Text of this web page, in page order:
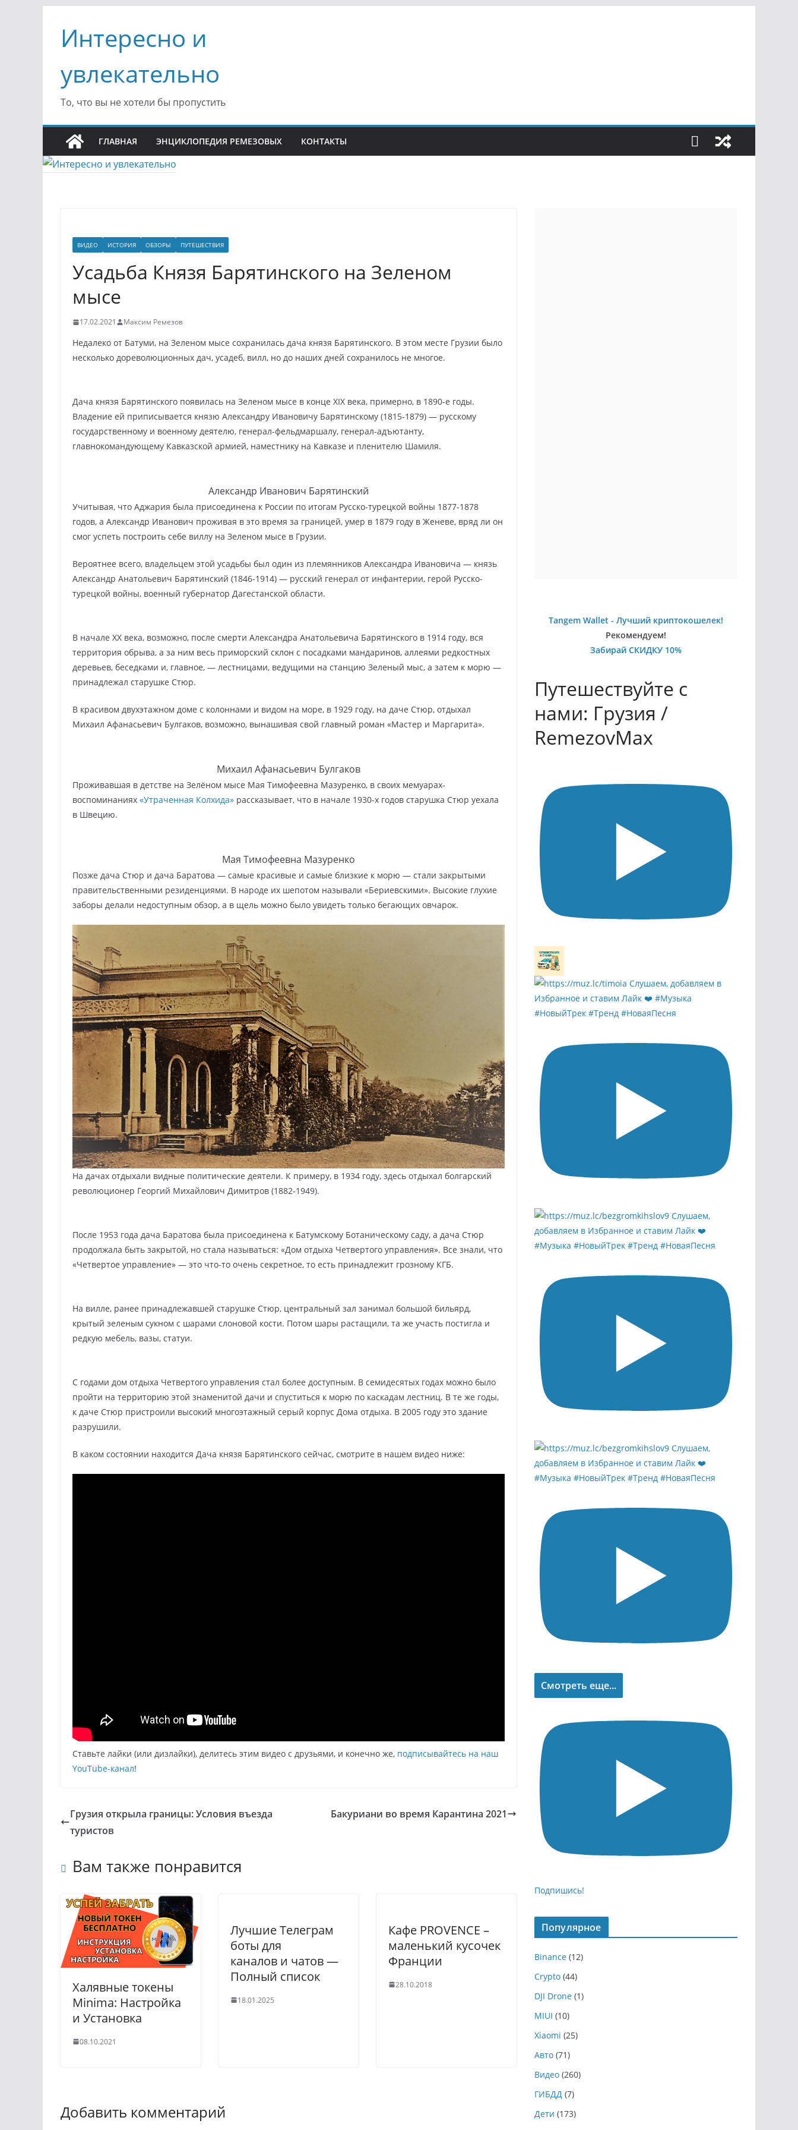
содержимому
Интересно и
увлекательно
То, что вы не хотели бы пропустить
ГЛАВНАЯ ЭНЦИКЛОПЕДИЯ РЕМЕЗОВЫХ КОНТАКТЫ
ВИДЕО ИСТОРИЯ ОБЗОРЫ ПУТЕШЕСТВИЯ
Усадьба Князя Барятинского на Зеленом
мысе
17.02.2021 Максим Ремезов
Недалеко от Батуми, на Зеленом мысе сохранилась дача князя Барятинского. В этом месте Грузии было
несколько дореволюционных дач, усадеб, вилл, но до наших дней сохранилось не многое.
Дача князя Барятинского появилась на Зеленом мысе в конце XIX века, примерно, в 1890-е годы.
Владение ей приписывается князю Александру Ивановичу Барятинскому (1815-1879) — русскому
государственному и военному деятелю, генерал-фельдмаршалу, генерал-адъютанту,
главнокомандующему Кавказской армией, наместнику на Кавказе и пленителю Шамиля.
Александр Иванович Барятинский
Учитывая, что Аджария была присоединена к России по итогам Русско-турецкой войны 1877-1878
годов, а Александр Иванович проживая в это время за границей, умер в 1879 году в Женеве, вряд ли он
смог успеть построить себе виллу на Зеленом мысе в Грузии.
Вероятнее всего, владельцем этой усадьбы был один из племянников Александра Ивановича — князь
Александр Анатольевич Барятинский (1846-1914) — русский генерал от инфантерии, герой Русско-
турецкой войны, военный губернатор Дагестанской области.
В начале XX века, возможно, после смерти Александра Анатольевича Барятинского в 1914 году, вся
территория обрыва, а за ним весь приморский склон с посадками мандаринов, аллеями редкостных
деревьев, беседками и, главное, — лестницами, ведущими на станцию Зеленый мыс, а затем к морю —
принадлежал старушке Стюр.
В красивом двухэтажном доме с колоннами и видом на море, в 1929 году, на даче Стюр, отдыхал
Михаил Афанасьевич Булгаков, возможно, вынашивая свой главный роман «Мастер и Маргарита».
Михаил Афанасьевич Булгаков
Проживавшая в детстве на Зелёном мысе Мая Тимофеевна Мазуренко, в своих мемуарах-
воспоминаниях «Утраченная Колхида» рассказывает, что в начале 1930-х годов старушка Стюр уехала
в Швецию.
Мая Тимофеевна Мазуренко
Позже дача Стюр и дача Баратова — самые красивые и самые близкие к морю — стали закрытыми
правительственными резиденциями. В народе их шепотом называли «Бериевскими». Высокие глухие
заборы делали недоступным обзор, а в щель можно было увидеть только бегающих овчарок.
На дачах отдыхали видные политические деятели. К примеру, в 1934 году, здесь отдыхал болгарский
революционер Георгий Михайлович Димитров (1882-1949).
После 1953 года дача Баратова была присоединена к Батумскому Ботаническому саду, а дача Стюр
продолжала быть закрытой, но стала называться: «Дом отдыха Четвертого управления». Все знали, что
«Четвертое управление» — это что-то очень секретное, то есть принадлежит грозному КГБ.
На вилле, ранее принадлежавшей старушке Стюр, центральный зал занимал большой бильярд,
крытый зеленым сукном с шарами слоновой кости. Потом шары растащили, та же участь постигла и
редкую мебель, вазы, статуи.
С годами дом отдыха Четвертого управления стал более доступным. В семидесятых годах можно было
пройти на территорию этой знаменитой дачи и спуститься к морю по каскадам лестниц. В те же годы,
к даче Стюр пристроили высокий многоэтажный серый корпус Дома отдыха. В 2005 году это здание
разрушили.
В каком состоянии находится Дача князя Барятинского сейчас, смотрите в нашем видео ниже:
Ставьте лайки (или дизлайки), делитесь этим видео с друзьями, и конечно же, подписывайтесь на наш
YouTube-канал!
Грузия открыла границы: Условия въезда
туристов
Бакуриани во время Карантина 2021
Вам также понравится
Халявные токены
Minima: Настройка
и Установка
08.10.2021
Лучшие Телеграм
боты для
каналов и чатов —
Полный список
18.01.2025
Кафе PROVENCE –
маленький кусочек
Франции
28.10.2018
Добавить комментарий
Tangem Wallet - Лучший криптокошелек!
Рекомендуем!
Забирай СКИДКУ 10%
Путешествуйте с
нами: Грузия /
RemezovMax
Смотреть еще...
Подпишись!
Популярное
Binance (12)
Crypto (44)
DJI Drone (1)
MIUI (10)
Xiaomi (25)
Авто (71)
Видео (260)
ГИБДД (7)
Дети (173)